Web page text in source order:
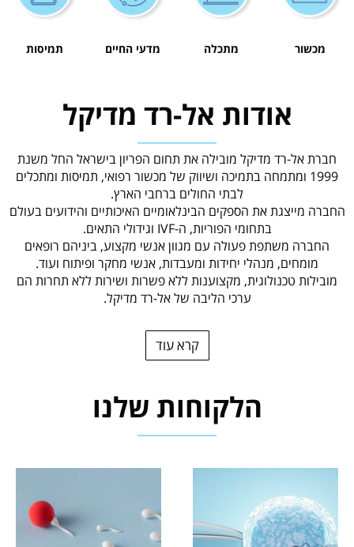
מכשור מתכלה מדעי החיים תמיסות
אודות אל-רד מדיקל
חברת אל-רד מדיקל מובילה את תחום הפריון בישראל החל משנת
1999 ומתמחה בתמיכה ושיווק של מכשור רפואי, תמיסות ומתכלים
לבתי החולים ברחבי הארץ.
החברה מייצגת את הספקים הבינלאומיים האיכותיים והידועים בעולם
בתחומי הפוריות, ה-IVF וגידולי התאים.
החברה משתפת פעולה עם מגוון אנשי מקצוע, ביניהם רופאים
מומחים, מנהלי יחידות ומעבדות, אנשי מחקר ופיתוח ועוד.
מובילות טכנולוגית, מקצוענות ללא פשרות ושירות ללא תחרות הם
ערכי הליבה של אל-רד מדיקל.
קרא עוד
הלקוחות שלנו